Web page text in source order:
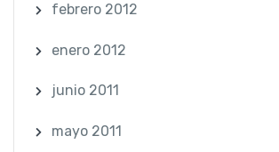
febrero 2012
enero 2012
junio 2011
mayo 2011